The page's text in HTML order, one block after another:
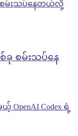
ခု စမ်းသပ်နေ